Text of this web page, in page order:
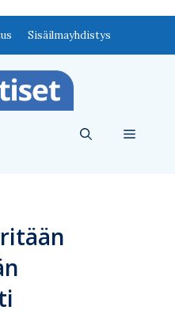
Sisäilmayhdistys
Valikko